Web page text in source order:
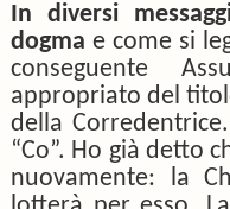
In diversi
dogma e come si
conseguente
appropriato del
della
“Co”. Ho già detto
nuovamente: la